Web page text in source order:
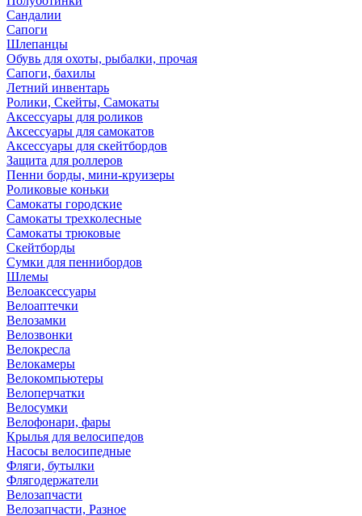
Сандалии
Сапоги
Шлепанцы
Обувь для охоты, рыбалки, прочая
Сапоги, бахилы
Летний инвентарь
Ролики, Скейты, Самокаты
Аксессуары для роликов
Аксессуары для самокатов
Аксессуары для скейтбордов
Защита для роллеров
Пенни борды, мини-круизеры
Роликовые коньки
Самокаты городские
Самокаты трехколесные
Самокаты трюковые
Скейтборды
Сумки для пеннибордов
Шлемы
Велоаксессуары
Велоаптечки
Велозамки
Велозвонки
Велокресла
Велокамеры
Велокомпьютеры
Велоперчатки
Велосумки
Велофонари, фары
Крылья для велосипедов
Насосы велосипедные
Фляги, бутылки
Флягодержатели
Велозапчасти
Велозапчасти, Разное